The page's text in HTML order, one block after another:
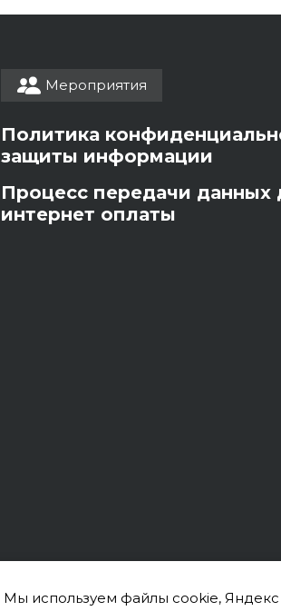
Мероприятия
Политика
защиты информации
Процесс передачи данных
интернет оплаты
Мы используем файлы cookie, Яндекс